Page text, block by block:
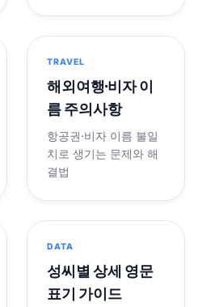
TRAVEL
해외여행·비자 이
름 주의사항
항공권·비자 이름 불일
치로 생기는 문제와 해
결법
DATA
성씨별 상세 영문
표기 가이드